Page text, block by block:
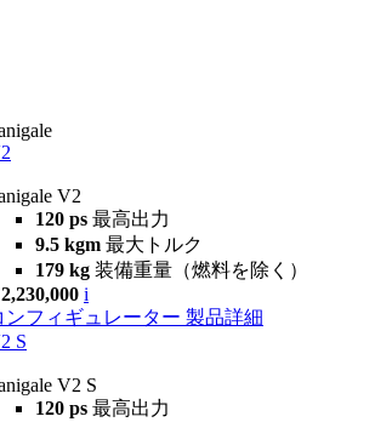
V2
120 ps 最高出力
9.5 kgm 最大トルク
179 kg 装備重量（燃料を除く）
i
ンフィギュレーター 製品詳細
S
V2 S
120 ps 最高出力